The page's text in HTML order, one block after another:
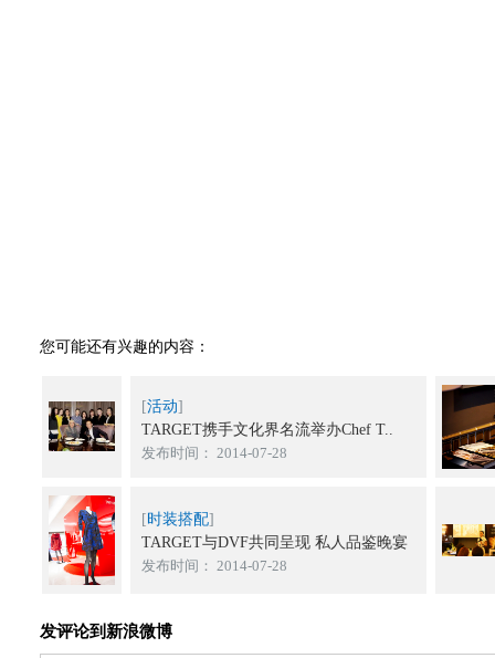
您可能还有兴趣的内容：
[活动]
TARGET携手文化界名流举办Chef T..
发布时间： 2014-07-28
[时装搭配]
TARGET与DVF共同呈现 私人品鉴晚宴
发布时间： 2014-07-28
发评论到新浪微博